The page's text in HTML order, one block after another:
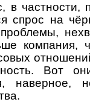
частности,
спрос на
компания,
Вот